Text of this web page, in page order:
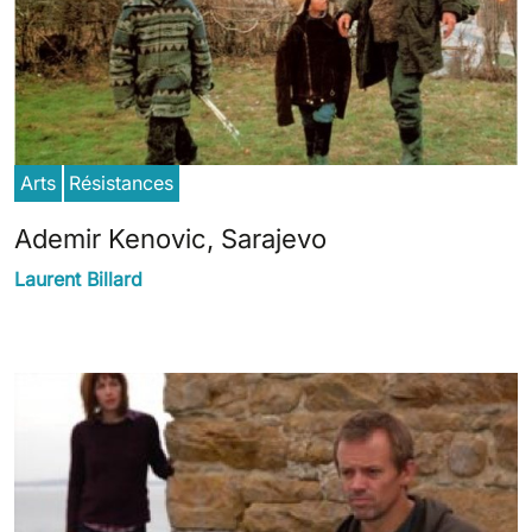
Arts Résistances
Ademir Kenovic, Sarajevo
Laurent Billard